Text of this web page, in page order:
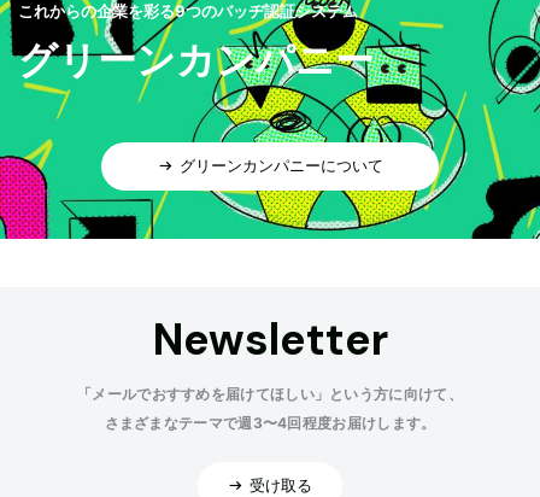
これからの企業を彩る9つのバッヂ認証システム
グリーンカンパニー
グリーンカンパニーについて
Newsletter
「メールでおすすめを届けてほしい」という方に向けて、
さまざまなテーマで週3〜4回程度お届けします。
受け取る